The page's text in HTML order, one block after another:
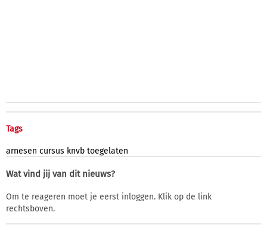
Tags
arnesen cursus knvb toegelaten
Wat vind jij van dit nieuws?
Om te reageren moet je eerst inloggen. Klik op de link
rechtsboven.